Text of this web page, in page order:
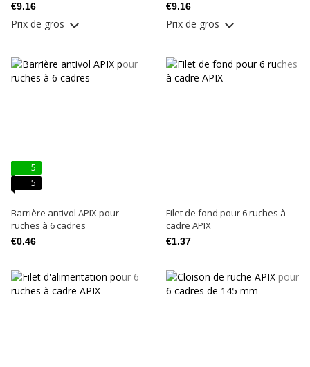
€9.16
Prix ​​de gros
€9.16
Prix ​​de gros
5
5
Barrière antivol APIX pour
ruches à 6 cadres
€0.46
Filet de fond pour 6 ruches à
cadre APIX
€1.37